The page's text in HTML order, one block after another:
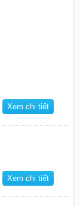
Xem chi tiết
Xem chi tiết